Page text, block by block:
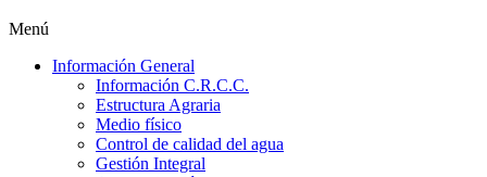
Menú
Información General
Información C.R.C.C.
Estructura Agraria
Medio físico
Control de calidad del agua
Gestión Integral